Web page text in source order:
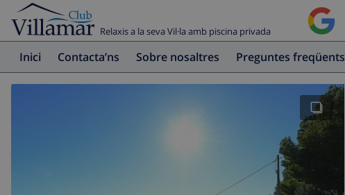
Relaxis a la seva Vil·la amb piscina privada
Inici Contacta’ns Sobre nosaltres Preguntes freqüents